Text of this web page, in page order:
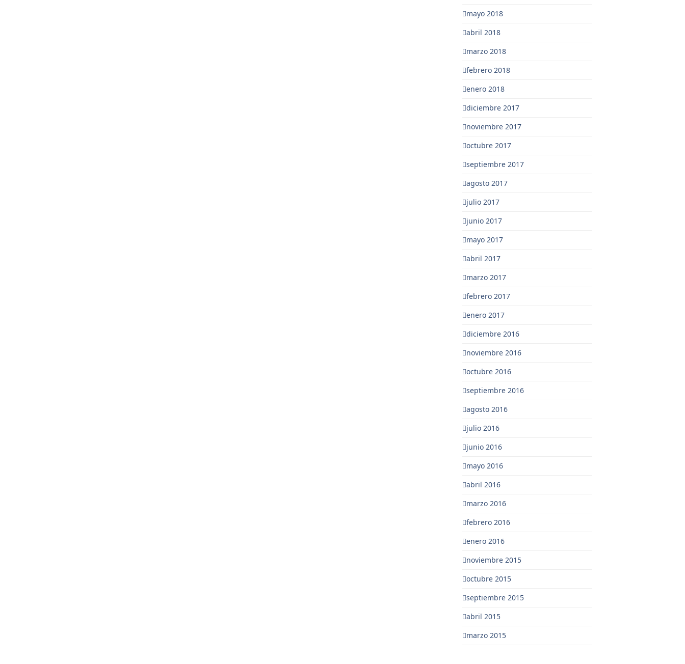
mayo 2018
abril 2018
marzo 2018
febrero 2018
enero 2018
diciembre 2017
noviembre 2017
octubre 2017
septiembre 2017
agosto 2017
julio 2017
junio 2017
mayo 2017
abril 2017
marzo 2017
febrero 2017
enero 2017
diciembre 2016
noviembre 2016
octubre 2016
septiembre 2016
agosto 2016
julio 2016
junio 2016
mayo 2016
abril 2016
marzo 2016
febrero 2016
enero 2016
noviembre 2015
octubre 2015
septiembre 2015
abril 2015
marzo 2015